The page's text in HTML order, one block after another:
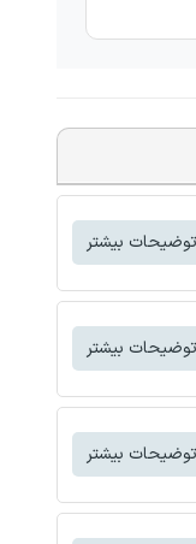
توضیحات بیشتر
توضیحات بیشتر
توضیحات بیشتر